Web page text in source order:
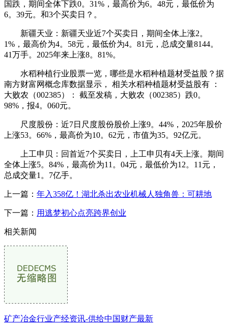
国跌，期间全体下跌0。31%，最高价为6。48元，最低价为
6。39元。和3个买卖日？。
新疆天业：新疆天业近7个买卖日，期间全体上涨2。
1%，最高价为4。58元，最低价为4。81元，总成交量8144。
41万手。2025年来上涨8。81%。
水稻种植行业股票一览，哪些是水稻种植题材受益股？据
南方财富网概念库数据显示， 相关水稻种植题材受益股有 ：
大败农（002385）： 截至发稿，大败农（002385）跌0。
98%，报4。060元。
尺度股份：近7日尺度股份股价上涨9。44%，2025年股价
上涨53。66%，最高价为10。62元，市值为35。92亿元。
上工申贝：回首近7个买卖日，上工申贝有4天上涨。期间
全体上涨5。84%，最高价为11。04元，最低价为12。11元，
总成交量1。7亿手。
上一篇： 年入358亿！湖北杀出农业机械人独角兽：可耕地
下一篇： 用逃梦初心点亮跨界创业
相关新闻
矿产冶金行业产经资讯-供给中国财产最新